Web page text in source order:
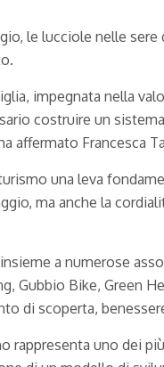
le lucciole nelle sere
impegnata nella
costruire un
affermato Francesca
una leva
ma anche la
a numerose
Gubbio Bike, Green
di scoperta,
rappresenta uno dei